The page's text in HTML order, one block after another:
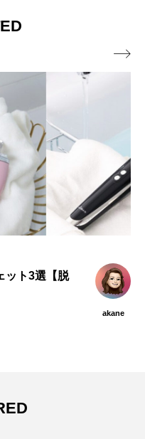
「ヒト幹細胞培養液」
に差がつく！目元美人の
